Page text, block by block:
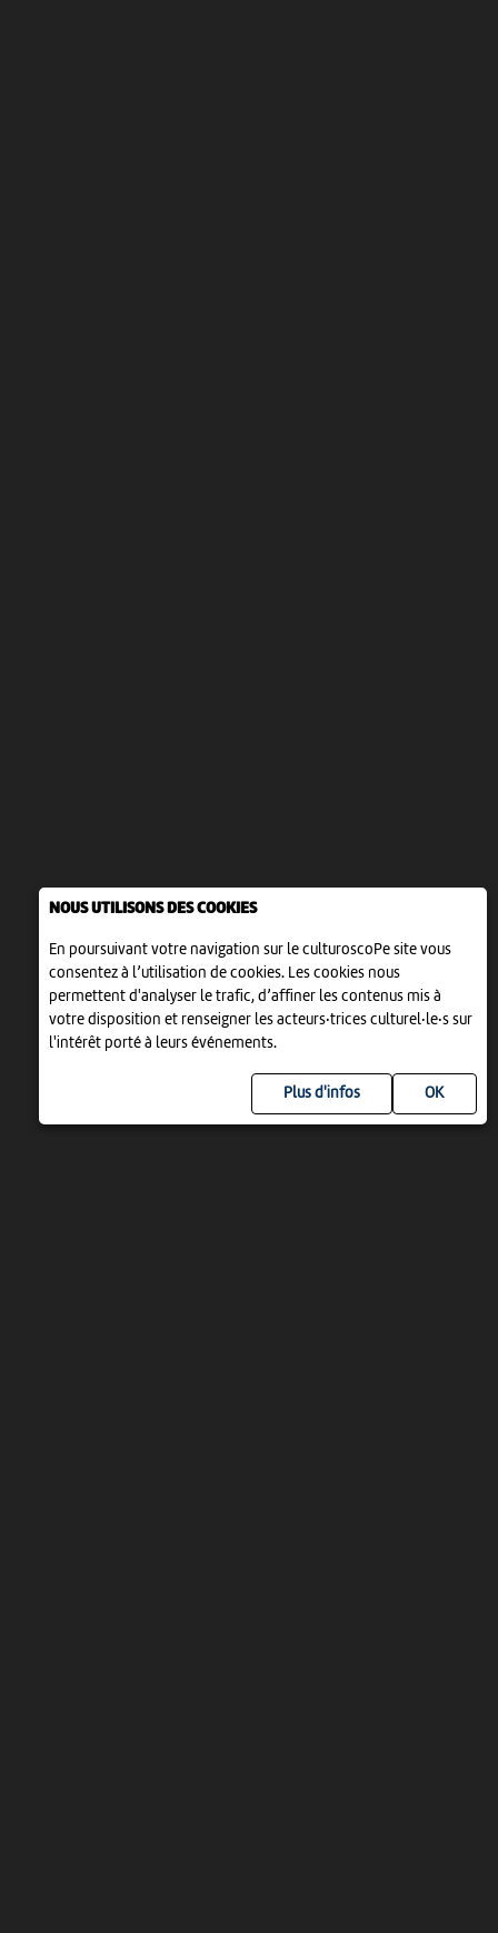
NOUS UTILISONS DES COOKIES
En poursuivant votre navigation sur le culturoscoPe site vous
consentez à l’utilisation de cookies. Les cookies nous
permettent d'analyser le trafic, d’affiner les contenus mis à
votre disposition et renseigner les acteurs·trices culturel·le·s sur
l'intérêt porté à leurs événements.
Plus d'infos